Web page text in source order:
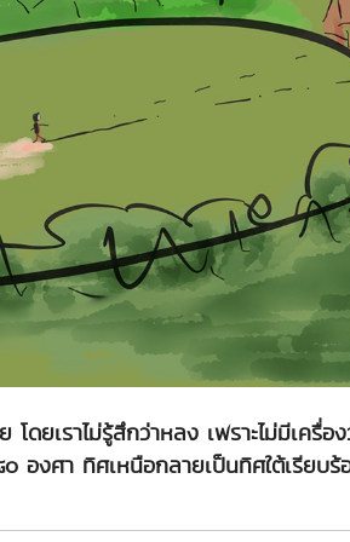
ดยเราไม่รู้สึกว่าหลง เพราะไม่มีเครื่อ
องศา ทิศเหนือกลายเป็นทิศใต้เรียบร้